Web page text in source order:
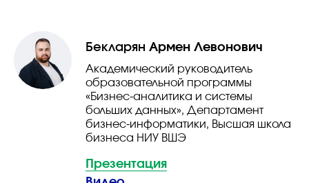
Бекларян Армен Левонович
Академический руководитель
образовательной программы
«Бизнес-аналитика и системы
больших данных», Департамент
бизнес-информатики, Высшая школа
бизнеса НИУ ВШЭ
Презентация